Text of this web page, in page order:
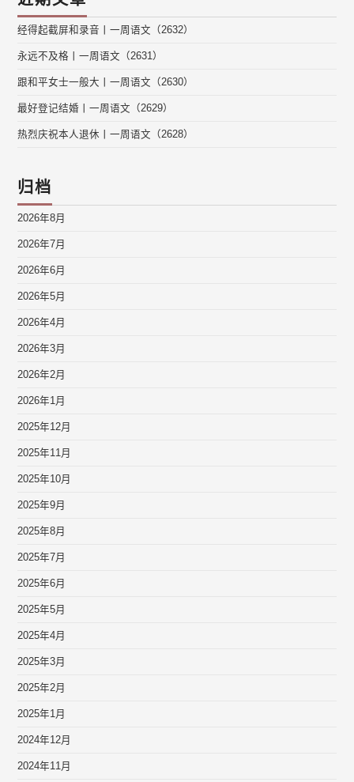
经得起截屏和录音丨一周语文（2632）
永远不及格丨一周语文（2631）
跟和平女士一般大丨一周语文（2630）
最好登记结婚丨一周语文（2629）
热烈庆祝本人退休丨一周语文（2628）
归档
2026年8月
2026年7月
2026年6月
2026年5月
2026年4月
2026年3月
2026年2月
2026年1月
2025年12月
2025年11月
2025年10月
2025年9月
2025年8月
2025年7月
2025年6月
2025年5月
2025年4月
2025年3月
2025年2月
2025年1月
2024年12月
2024年11月